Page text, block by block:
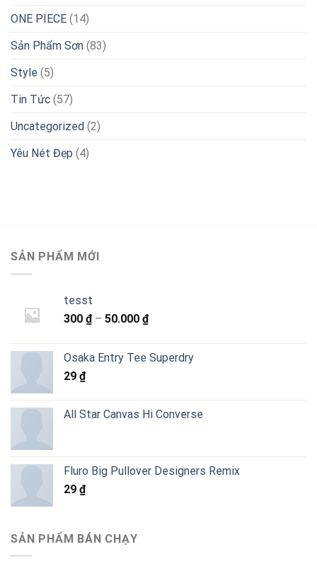
ONE PIECE (14)
Sản Phẩm Sơn (83)
Style (5)
Tin Tức (57)
Uncategorized (2)
Yêu Nét Đẹp (4)
SẢN PHẨM MỚI
tesst
300 ₫ – 50.000 ₫Khoảng
300 ₫
Osaka Entry Tee Superdry
29 ₫
All Star Canvas Hi Converse
Fluro Big Pullover Designers Remix
29 ₫
SẢN PHẨM BÁN CHẠY